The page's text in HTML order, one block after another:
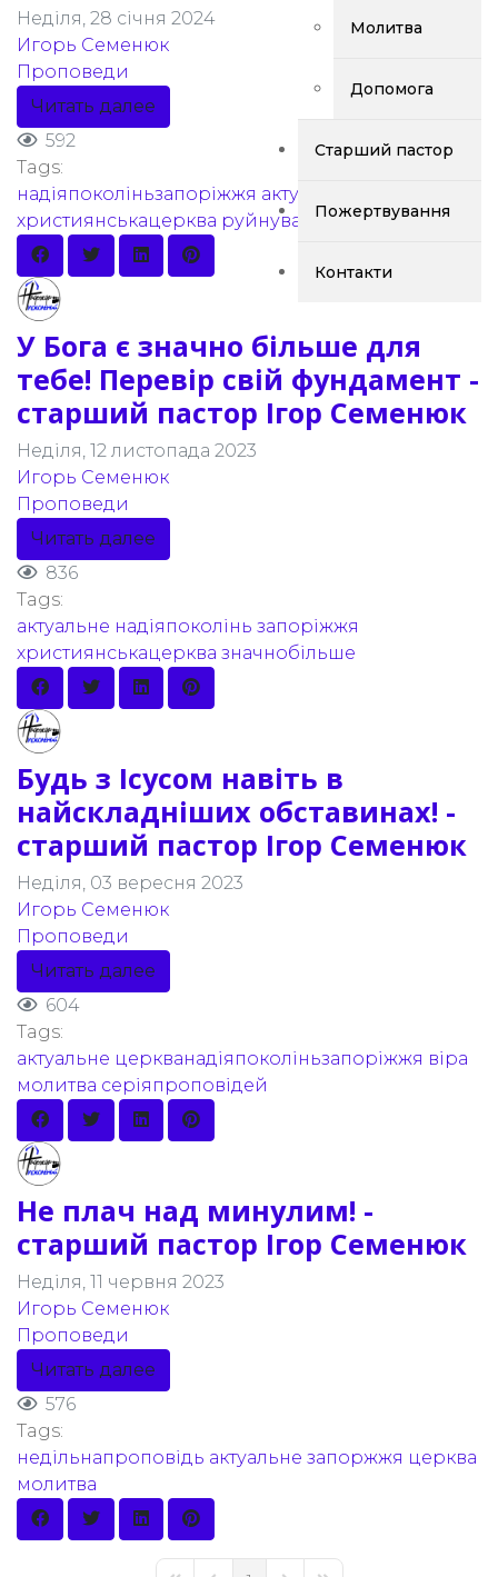
Молитва
Допомога
Старший пастор
Пожертвування
Контакти
Неділя, 28 січня 2024
Игорь Семенюк
Проповеди
Читать далее
592
Tags:
надіяпоколіньзапоріжжя актуальне
християнськацерква руйнування
У Бога є значно більше для
тебе! Перевір свій фундамент -
старший пастор Ігор Семенюк
Неділя, 12 листопада 2023
Игорь Семенюк
Проповеди
Читать далее
836
Tags:
актуальне надіяпоколінь запоріжжя
християнськацерква значнобільше
Будь з Ісусом навіть в
найскладніших обставинах! -
старший пастор Ігор Семенюк
Неділя, 03 вересня 2023
Игорь Семенюк
Проповеди
Читать далее
604
Tags:
актуальне церкванадіяпоколіньзапоріжжя віра
молитва серіяпроповідей
Не плач над минулим! -
старший пастор Ігор Семенюк
Неділя, 11 червня 2023
Игорь Семенюк
Проповеди
Читать далее
576
Tags:
недільнапроповідь актуальне запоржжя церква
молитва